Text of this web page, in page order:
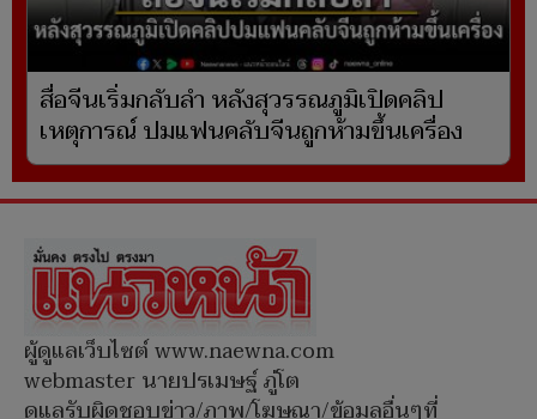
สื่อจีนเริ่มกลับลำ หลังสุวรรณภูมิเปิดคลิป
เหตุการณ์ ปมแฟนคลับจีนถูกห้ามขึ้นเครื่อง
ผู้ดูแลเว็บไซต์ www.naewna.com
webmaster นายปรเมษฐ์ ภู่โต
ดูแลรับผิดชอบข่าว/ภาพ/โฆษณา/ข้อมูลอื่นๆที่